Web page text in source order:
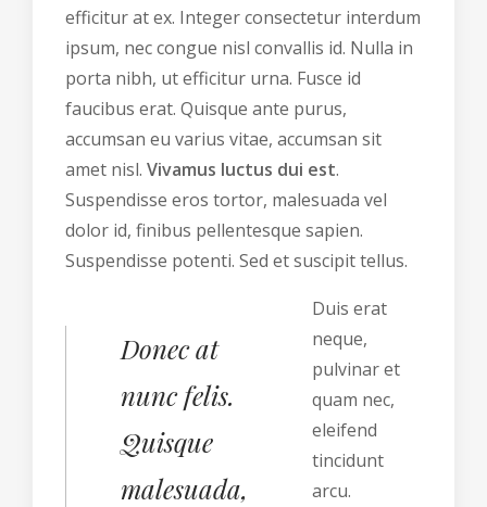
efficitur at ex. Integer consectetur interdum
ipsum, nec congue nisl convallis id. Nulla in
porta nibh, ut efficitur urna. Fusce id
faucibus erat. Quisque ante purus,
accumsan eu varius vitae, accumsan sit
amet nisl. Vivamus luctus dui est.
Suspendisse eros tortor, malesuada vel
dolor id, finibus pellentesque sapien.
Suspendisse potenti. Sed et suscipit tellus.
Donec at
nunc felis.
Quisque
malesuada,
Duis erat
neque,
pulvinar et
quam nec,
eleifend
tincidunt
arcu.